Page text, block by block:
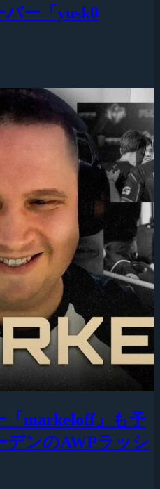
バー「yusk0
「markeloff」も予
デンのAWPラッシ